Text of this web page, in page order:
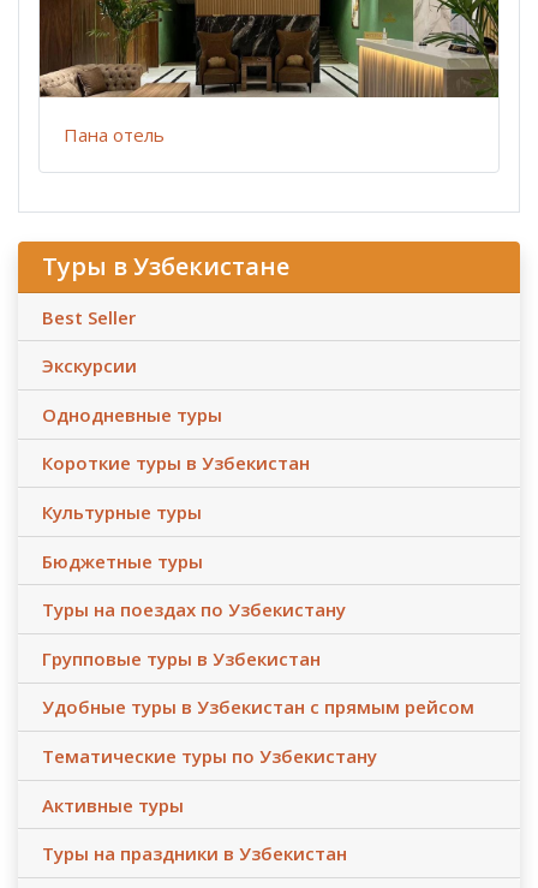
Пана отель
Туры в Узбекистане
Best Seller
Экскурсии
Однодневные туры
Короткие туры в Узбекистан
Культурные туры
Бюджетные туры
Туры на поездах по Узбекистану
Групповые туры в Узбекистан
Удобные туры в Узбекистан с прямым рейсом
Тематические туры по Узбекистану
Активные туры
Туры на праздники в Узбекистан